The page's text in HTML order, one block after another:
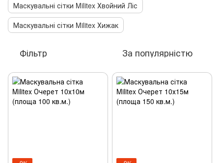
Маскувальні сітки Militex Хвойний Ліс
Маскувальні сітки Militex Хижак
Фільтр За популярністю